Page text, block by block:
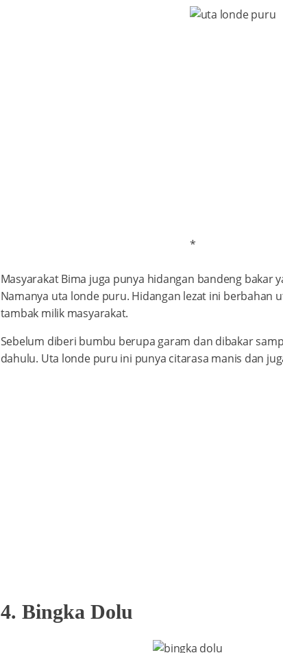
*
Masyarakat Bima juga punya hidangan bandeng bakar
Namanya uta londe puru. Hidangan lezat ini berbahan
tambak milik masyarakat.
Sebelum diberi bumbu berupa garam dan dibakar
dahulu. Uta londe puru ini punya citarasa manis dan
4. Bingka Dolu